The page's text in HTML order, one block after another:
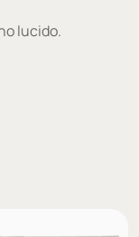
lucido.